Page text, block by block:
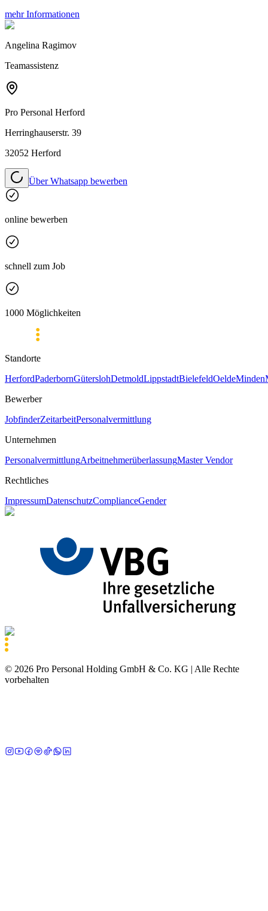
mehr Informationen
Angelina Ragimov
Teamassistenz
Pro Personal Herford
Herringhauserstr. 39
32052 Herford
Über Whatsapp bewerben
online bewerben
schnell zum Job
1000 Möglichkeiten
Standorte
HerfordPaderbornGüterslohDetmoldLippstadtBielefeldOeldeMinden
Bewerber
JobfinderZeitarbeitPersonalvermittlung
Unternehmen
PersonalvermittlungArbeitnehmerüberlassungMaster Vendor
Rechtliches
ImpressumDatenschutzComplianceGender
© 2026 Pro Personal Holding GmbH & Co. KG | Alle Rechte
vorbehalten